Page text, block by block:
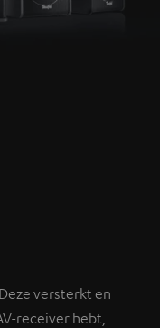
versterkt en
receiver hebt,